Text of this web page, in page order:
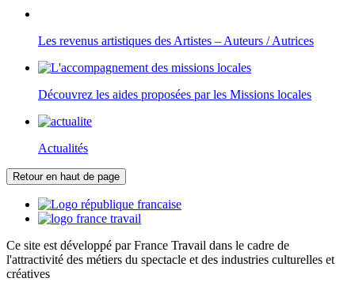
Les revenus artistiques des Artistes – Auteurs / Autrices
Découvrez les aides proposées par les Missions locales
Actualités
Retour en haut de page
Ce site est développé par France Travail dans le cadre de
l'attractivité des métiers du spectacle et des industries culturelles et
créatives